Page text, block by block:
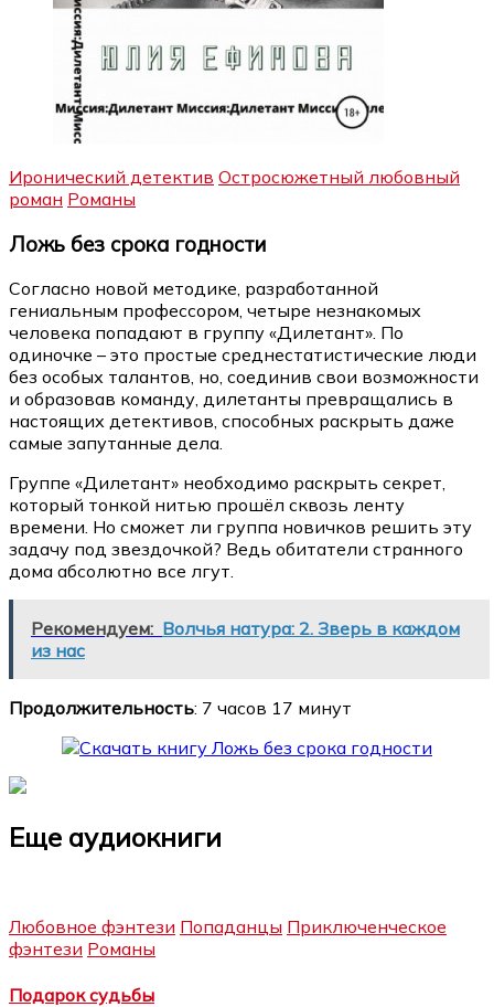
Иронический детектив Остросюжетный любовный
роман Романы
Ложь без срока годности
Согласно новой методике, разработанной
гениальным профессором, четыре незнакомых
человека попадают в группу «Дилетант». По
одиночке – это простые среднестатистические люди
без особых талантов, но, соединив свои возможности
и образовав команду, дилетанты превращались в
настоящих детективов, способных раскрыть даже
самые запутанные дела.
Группе «Дилетант» необходимо раскрыть секрет,
который тонкой нитью прошёл сквозь ленту
времени. Но сможет ли группа новичков решить эту
задачу под звездочкой? Ведь обитатели странного
дома абсолютно все лгут.
Рекомендуем: Волчья натура: 2. Зверь в каждом
из нас
Продолжительность: 7 часов 17 минут
Еще аудиокниги
Любовное фэнтези Попаданцы Приключенческое
фэнтези Романы
Подарок судьбы